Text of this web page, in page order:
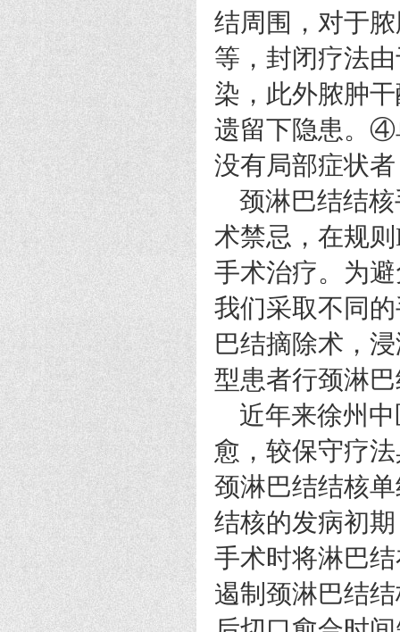
结周围，对于
等，封闭疗法
染，此外脓肿
遗留下隐患。④
没有局部症状
颈淋巴结结
术禁忌，在规
手术治疗。为
我们采取不同
巴结摘除术，
型患者行颈淋
近年来徐州
愈，较保守疗
颈淋巴结结核
结核的发病初
手术时将淋巴
遏制颈淋巴结